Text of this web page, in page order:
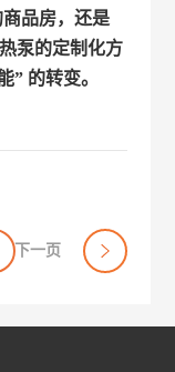
品房，还是
泵的定制化方
” 的转变。
下一页